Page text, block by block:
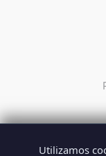
Utilizamos